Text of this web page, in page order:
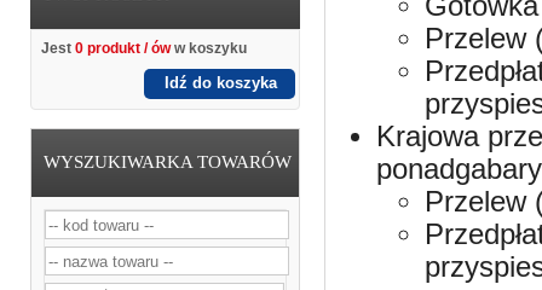
Jest 0 produkt / óww koszyku
Idź do koszyka
WYSZUKIWARKA TOWARÓW
Przelew
Krajowa
Przelew